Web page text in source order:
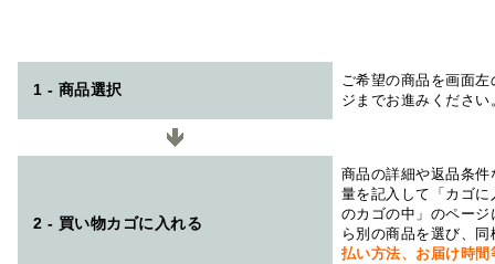
1 - 商品選択
ご希望の商品を画面
ジまでお進みください
2 - 買い物カゴに入れる
商品の詳細や返品条
量を記入して「カゴ
のカゴの中」のペー
ら別の商品を選び、
払い方法、お届け時